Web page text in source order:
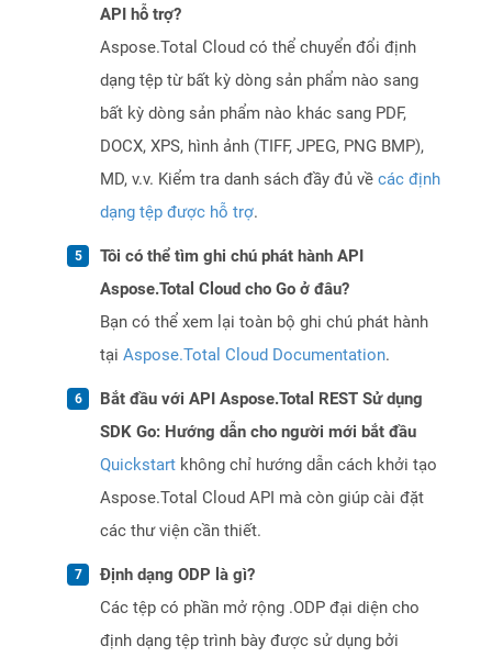
API hỗ trợ?
Aspose.Total Cloud có thể chuyển đổi định
dạng tệp từ bất kỳ dòng sản phẩm nào sang
bất kỳ dòng sản phẩm nào khác sang PDF,
DOCX, XPS, hình ảnh (TIFF, JPEG, PNG BMP),
MD, v.v. Kiểm tra danh sách đầy đủ về các định
dạng tệp được hỗ trợ.
Tôi có thể tìm ghi chú phát hành API
Aspose.Total Cloud cho Go ở đâu?
Bạn có thể xem lại toàn bộ ghi chú phát hành
tại Aspose.Total Cloud Documentation.
Bắt đầu với API Aspose.Total REST Sử dụng
SDK Go: Hướng dẫn cho người mới bắt đầu
Quickstart không chỉ hướng dẫn cách khởi tạo
Aspose.Total Cloud API mà còn giúp cài đặt
các thư viện cần thiết.
Định dạng ODP là gì?
Các tệp có phần mở rộng .ODP đại diện cho
định dạng tệp trình bày được sử dụng bởi